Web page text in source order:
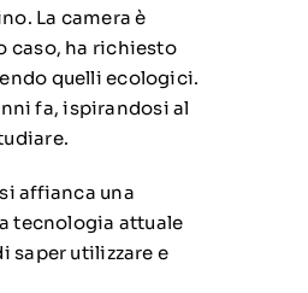
La camera è
caso, ha richiesto
quelli ecologici.
fa, ispirandosi al
affianca una
tecnologia attuale
saper utilizzare e